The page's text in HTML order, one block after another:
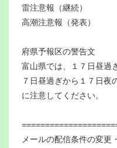
雷注意報（継続）
高潮注意報（発表）
府県予報区の警告文
富山県では、１７日昼過
７日昼過ぎから１７日夜
に注意してください。
メールの配信条件の変更